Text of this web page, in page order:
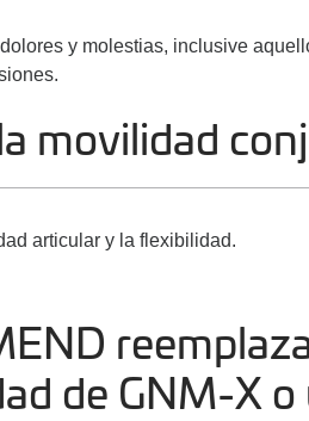
y molestias, inclusive
movilidad
articular y la flexibilidad.
de GNM-X o